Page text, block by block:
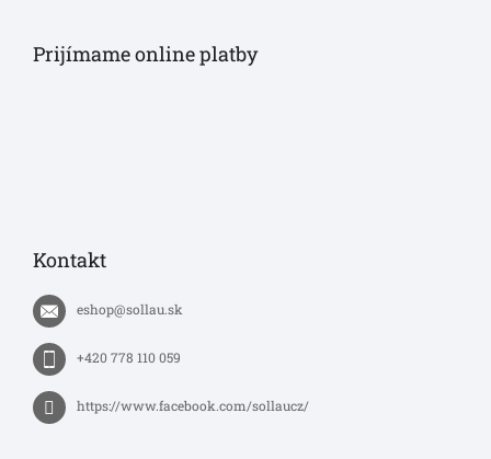
Prijímame online platby
Kontakt
eshop@sollau.sk
+420 778 110 059
https://www.facebook.com/sollaucz/